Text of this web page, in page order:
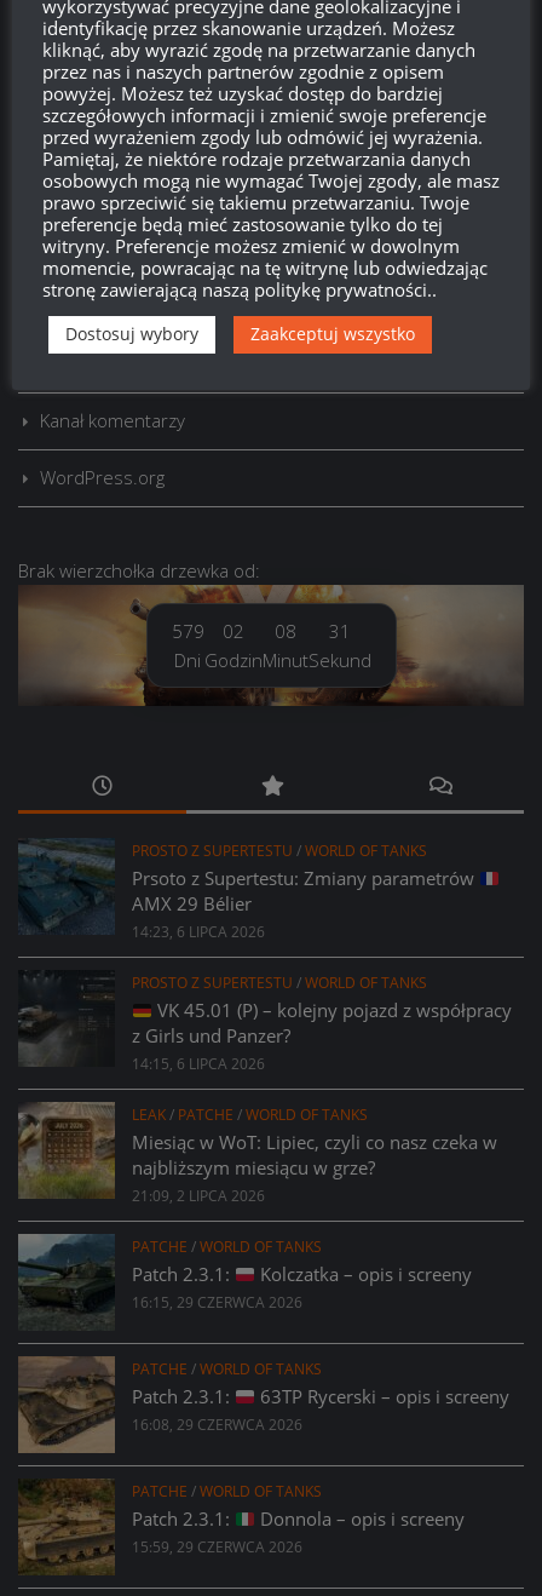
Szukaj:
LOGOWANIE
Zarejestruj się
Zaloguj się
Kanał komentarzy
WordPress.org
Brak wierzchołka drzewka od:
579
Dni
02
Godzin
08
Minut
31
Sekund
PROSTO Z SUPERTESTU /WORLD OF TANKS
Prsoto z Supertestu: Zmiany parametrów
AMX 29 Bélier
14:23, 6 LIPCA 2026
PROSTO Z SUPERTESTU /WORLD OF TANKS
VK 45.01 (P) – kolejny pojazd z współpracy
z Girls und Panzer?
14:15, 6 LIPCA 2026
LEAK/ PATCHE /WORLD OF TANKS
Miesiąc w WoT: Lipiec, czyli co nasz czeka w
najbliższym miesiącu w grze?
21:09, 2 LIPCA 2026
PATCHE /WORLD OF TANKS
Patch 2.3.1: Kolczatka – opis i screeny
16:15, 29 CZERWCA 2026
PATCHE /WORLD OF TANKS
Patch 2.3.1: 63TP Rycerski – opis i screeny
16:08, 29 CZERWCA 2026
PATCHE /WORLD OF TANKS
Patch 2.3.1: Donnola – opis i screeny
15:59, 29 CZERWCA 2026
wykorzystywać precyzyjne dane geolokalizacyjne i
identyfikację przez skanowanie urządzeń. Możesz
kliknąć, aby wyrazić zgodę na przetwarzanie danych
przez nas i naszych partnerów zgodnie z opisem
powyżej. Możesz też uzyskać dostęp do bardziej
szczegółowych informacji i zmienić swoje preferencje
przed wyrażeniem zgody lub odmówić jej wyrażenia.
Pamiętaj, że niektóre rodzaje przetwarzania danych
osobowych mogą nie wymagać Twojej zgody, ale masz
prawo sprzeciwić się takiemu przetwarzaniu. Twoje
preferencje będą mieć zastosowanie tylko do tej
witryny. Preferencje możesz zmienić w dowolnym
momencie, powracając na tę witrynę lub odwiedzając
stronę zawierającą naszą politykę prywatności..
Dostosuj wybory Zaakceptuj wszystko